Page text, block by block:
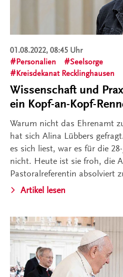
01.08.2022, 08:45 Uhr
Personalien
Seelsorge
Kreisdekanat Recklinghausen
Wissenschaft und
ein Kopf-an-Kopf-
Warum nicht das Ehrenamt
hat sich Alina Lübbers
es sich liest, war es für die
nicht. Heute ist sie froh, die
Pastoralreferentin absolviert
Artikel lesen